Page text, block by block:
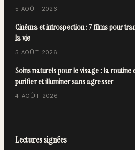
5 AOÛT 2026
Cinéma et introspection : 7 films pour
la vie
5 AOÛT 2026
Soins naturels pour le visage : la
purifier et illuminer sans agresser
4 AOÛT 2026
Lectures signées